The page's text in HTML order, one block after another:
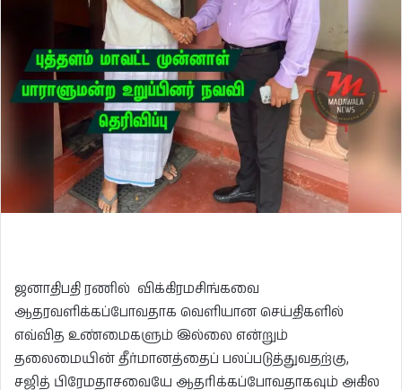
ஜனாதிபதி ரணில் விக்கிரமசிங்கவை
ஆதரவளிக்கப்போவதாக வெளியான செய்திகளில்
எவ்வித உண்மைகளும் இல்லை என்றும்
தலைமையின் தீர்மானத்தைப் பலப்படுத்துவதற்கு,
சஜித் பிரேமதாசவையே ஆதரிக்கப்போவதாகவும் அகில